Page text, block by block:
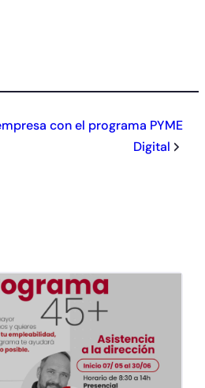
con el programa PYME
Digital